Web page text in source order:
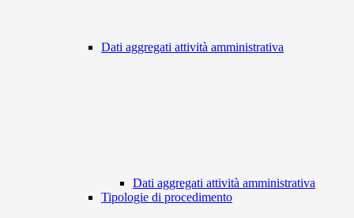
Dati aggregati attività amministrativa
Dati aggregati attività amministrativa
Tipologie di procedimento